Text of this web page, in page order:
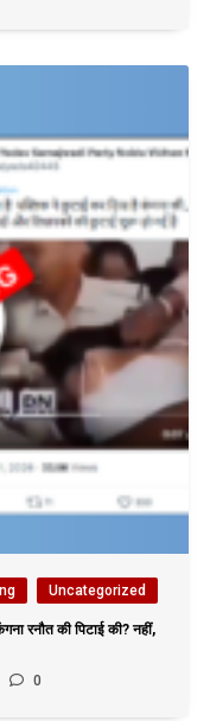
Uncategorized
रनौत की पिटाई की? नहीं,
0